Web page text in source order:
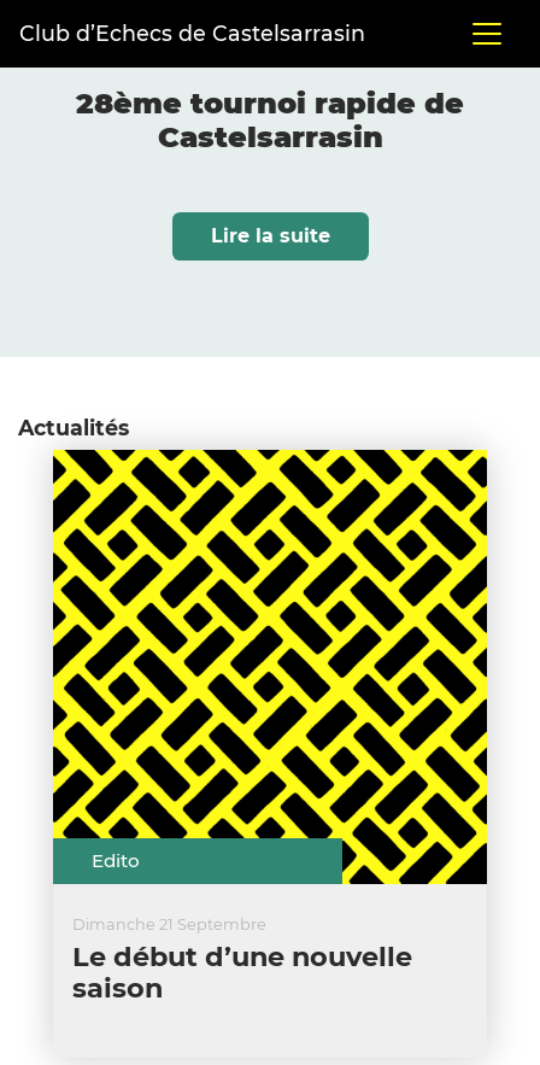
Club d’Echecs de Castelsarrasin
28ème tournoi rapide de
Castelsarrasin
Lire la suite
Actualités
Edito
Dimanche 21 Septembre
Le début d’une nouvelle
saison